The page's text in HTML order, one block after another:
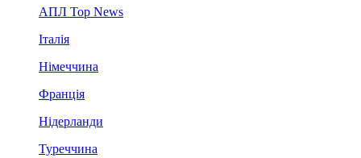
АПЛ Top News
Італія
Німеччина
Франція
Нідерланди
Туреччина